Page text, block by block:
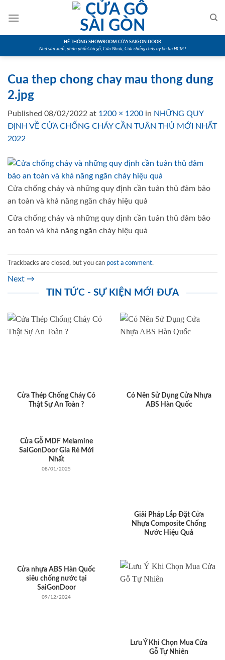
HỆ THỐNG SHOWROOM CỬA SAIGON DOOR
Nhà sản xuất, phân phối Cửa gỗ, Cửa Nhựa, Cửa chống cháy uy tín tại HCM !
Cua thep chong chay mau thong dung
2.jpg
Published 08/02/2022 at 1200 × 1200 in NHỮNG QUY
ĐỊNH VỀ CỬA CHỐNG CHÁY CẦN TUÂN THỦ MỚI NHẤT
2022
Cửa chống cháy và những quy định cần tuân thủ đảm bảo
an toàn và khả năng ngăn cháy hiệu quả
Cửa chống cháy và những quy định cần tuân thủ đảm bảo
an toàn và khả năng ngăn cháy hiệu quả
Trackbacks are closed, but you can post a comment.
Next →
TIN TỨC - SỰ KIỆN MỚI ĐƯA
Cửa Thép Chống Cháy Có
Thật Sự An Toàn ?
Có Nên Sử Dụng Cửa Nhựa
ABS Hàn Quốc
Cửa Gỗ MDF Melamine
SaiGonDoor Gía Rẻ Mới
Nhất
08/01/2025
Giải Pháp Lắp Đặt Cửa
Nhựa Composite Chống
Nước Hiệu Quả
Cửa nhựa ABS Hàn Quốc
siêu chống nước tại
SaiGonDoor
09/12/2024
Lưu Ý Khi Chọn Mua Cửa
Gỗ Tự Nhiên